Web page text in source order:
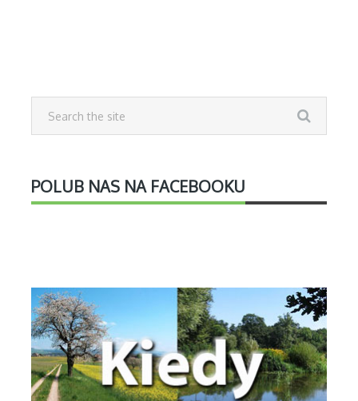
POLUB NAS NA FACEBOOKU